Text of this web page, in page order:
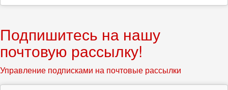
Подпишитесь на нашу
почтовую рассылку!
Управление подписками на почтовые рассылки